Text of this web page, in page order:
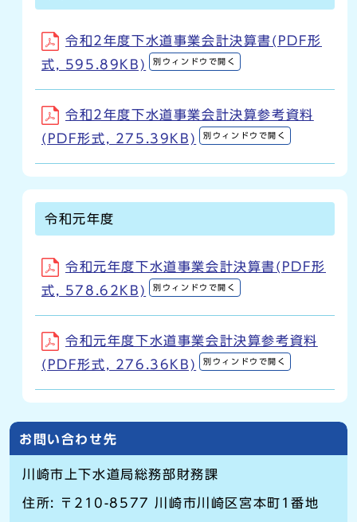
令和2年度下水道事業会計決算書(PDF形
式, 595.89KB)
別ウィンドウで開く
令和2年度下水道事業会計決算参考資料
(PDF形式, 275.39KB)
別ウィンドウで開く
令和元年度
令和元年度下水道事業会計決算書(PDF形
式, 578.62KB)
別ウィンドウで開く
令和元年度下水道事業会計決算参考資料
(PDF形式, 276.36KB)
別ウィンドウで開く
お問い合わせ先
川崎市上下水道局総務部財務課
住所: 〒210-8577 川崎市川崎区宮本町1番地